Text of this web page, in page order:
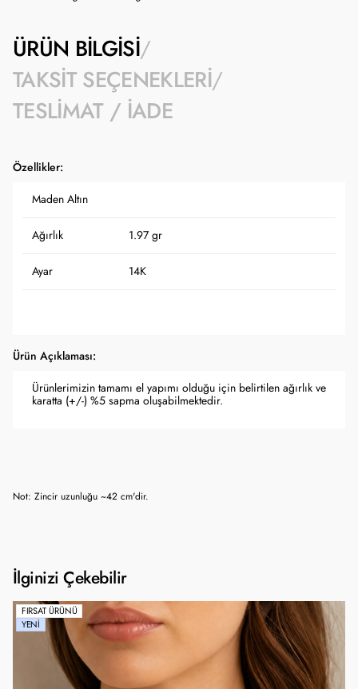
ÜRÜN BILGISI
TAKSIT SEÇENEKLERI
TESLIMAT / İADE
Özellikler:
Maden Altın
Ağırlık 1.97 gr
Ayar 14K
Ürün Açıklaması:
Ürünlerimizin tamamı el yapımı olduğu için belirtilen ağırlık ve
karatta (+/-) %5 sapma oluşabilmektedir.
Not: Zincir uzunluğu ~42 cm'dir.
İlginizi Çekebilir
FIRSAT ÜRÜNÜ
YENI